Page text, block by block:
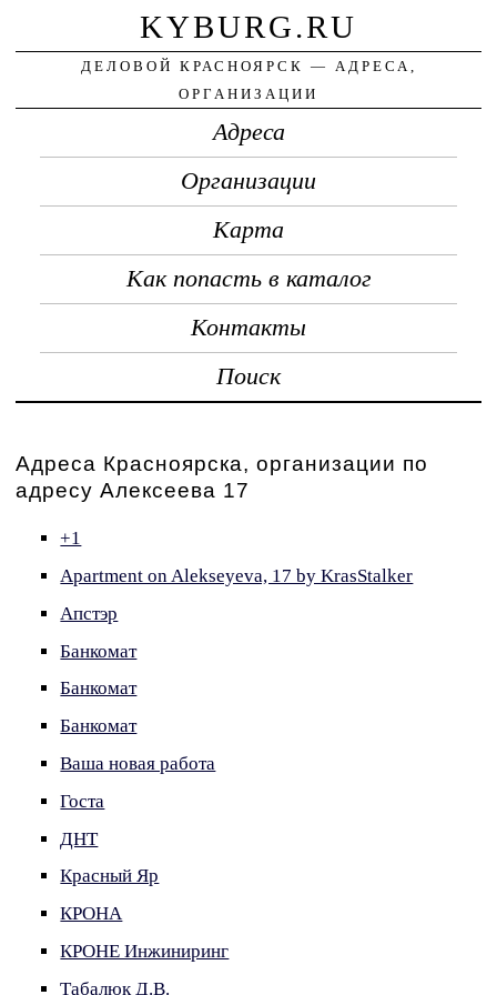
KYBURG.RU
ДЕЛОВОЙ КРАСНОЯРСК — АДРЕСА,
ОРГАНИЗАЦИИ
Адреса
Организации
Карта
Как попасть в каталог
Контакты
Поиск
Адреса Красноярска, организации по
адресу Алексеева 17
+1
Apartment on Alekseyeva, 17 by KrasStalker
Апстэр
Банкомат
Банкомат
Банкомат
Ваша новая работа
Госта
ДНТ
Красный Яр
КРОНА
КРОНЕ Инжиниринг
Табалюк Д.В.